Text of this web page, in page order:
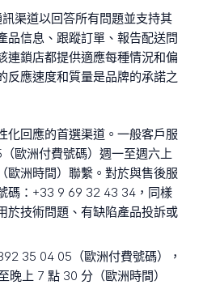
渠道以回答所有問題並支持其
品信息、跟蹤訂單、報告配送問
連鎖店都提供適應每種情況和偏
反應速度和質量是品牌的承諾之
化回應的首選渠道。一般客戶服
歐洲付費號碼）週一至週六上
歐洲時間）聯繫。對於與售後服
碼：+33 9 69 32 43 34，同樣
於技術問題、有缺陷產品投訴或
35 04 05（歐洲付費號碼），
晚上 7 點 30 分（歐洲時間）